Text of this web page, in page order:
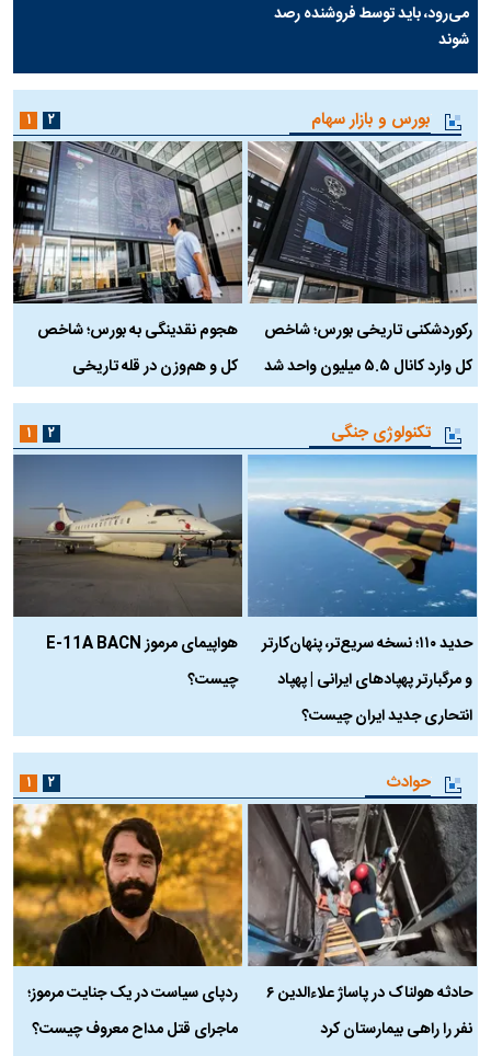
می‌رود، باید توسط فروشنده رصد
شوند
بورس و بازار سهام
رکوردشکنی تاریخی بورس؛ شاخص
کل وارد کانال ۵.۵ میلیون واحد شد
هجوم نقدینگی به بورس؛ شاخص
کل و هم‌وزن در قله تاریخی
۱ ۲
تکنولوژی جنگی
حدید ۱۱۰؛ نسخه سریع‌تر، پنهان‌کارتر
و مرگبارتر پهپادهای ایرانی | پهپاد
انتحاری جدید ایران چیست؟
هواپیمای مرموز E-11A BACN
چیست؟
۱ ۲
حوادث
حادثه هولناک در پاساژ علاءالدین ۶
نفر را راهی بیمارستان کرد
ردپای سیاست در یک جنایت مرموز؛
ماجرای قتل مداح معروف چیست؟
۱ ۲